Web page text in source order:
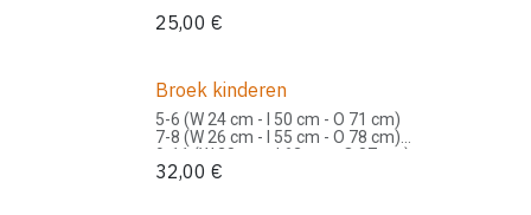
Wordt geleverd op een usb stick in bankkaart
25,00 €
Broek kinderen
5-6 (W 24 cm - I 50 cm - O 71 cm)
7-8 (W 26 cm - I 55 cm - O 78 cm)
9-11 (W 28 cm - I 62 cm - O 87 cm)
12-13 (W 30 cm - I 68 cm - O 95 cm)
32,00 €